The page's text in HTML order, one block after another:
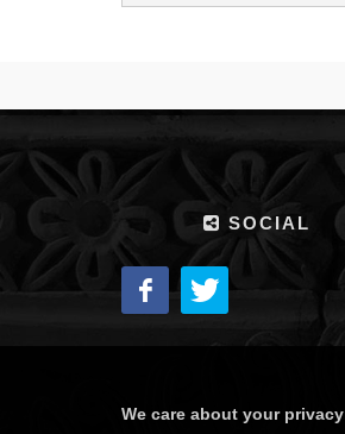
SOCIAL
We care about your privacy